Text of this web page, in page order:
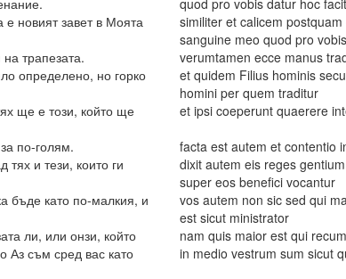
quod pro vobis datur hoc
е новият завет в Моята
similiter et calicem
sanguine meo quod pro
трапезата.
verumtamen ecce manus
определено, но горко
et quidem Filius hominis
homini per quem traditur
ще е този, който ще
et ipsi coeperunt quaerere
по-голям.
facta est autem et contentio
и тези, които ги
dixit autem eis reges
super eos benefici vocantur
бъде като по-малкия, и
vos autem non sic sed qui
est sicut ministrator
ли, или онзи, който
Аз съм сред вас като
nam quis maior est qui
in medio vestrum sum sicut